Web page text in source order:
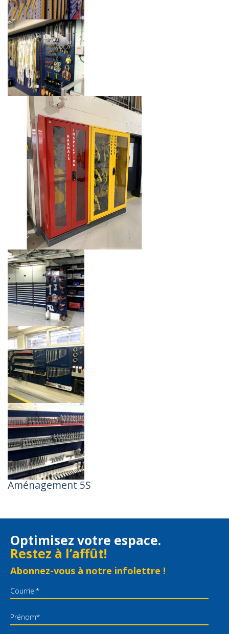
Aménagement 5S
Optimisez votre espace.
Restez à l’affût!
Abonnez-vous à notre infolettre !